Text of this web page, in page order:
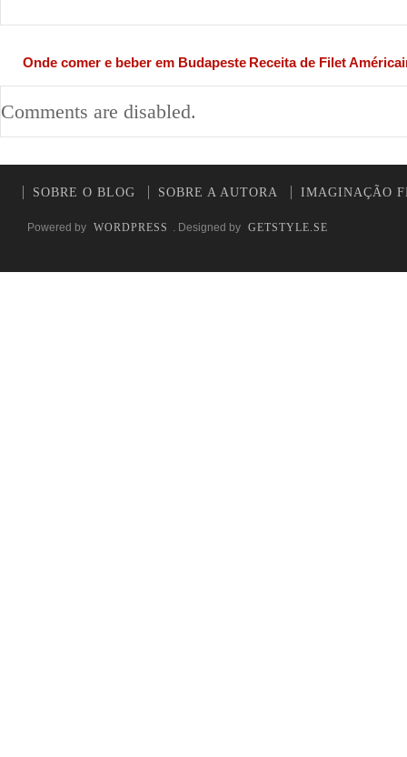
Onde comer e beber em Budapeste Receita de Filet
Comments are disabled.
SOBRE O BLOG SOBRE A AUTORA IMAGINAÇÃO
Powered by WORDPRESS . Designed by GETSTYLE.SE